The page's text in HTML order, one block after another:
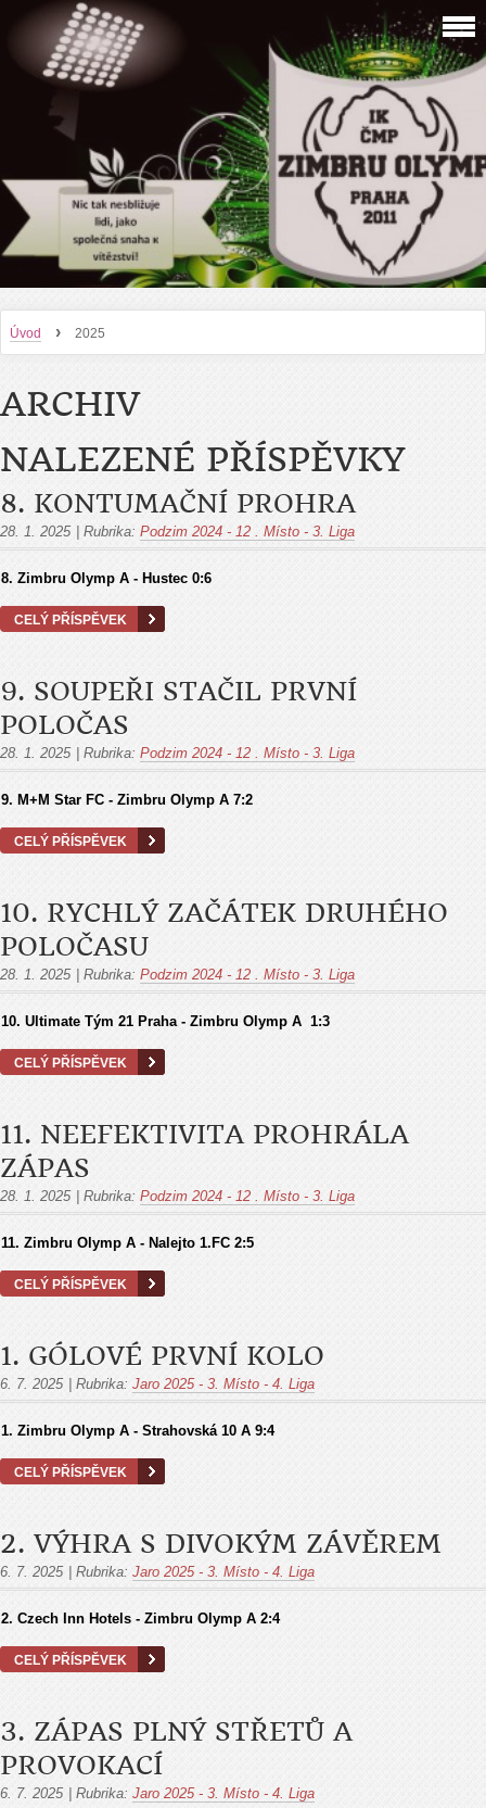
Úvod › 2025
ARCHIV
NALEZENÉ PŘÍSPĚVKY
8. KONTUMAČNÍ PROHRA
28. 1. 2025 Rubrika: Podzim 2024 - 12 . Místo - 3. Liga
8. Zimbru Olymp A - Hustec 0:6
CELÝ PŘÍSPĚVEK
9. SOUPEŘI STAČIL PRVNÍ
POLOČAS
28. 1. 2025 Rubrika: Podzim 2024 - 12 . Místo - 3. Liga
9. M+M Star FC - Zimbru Olymp A 7:2
CELÝ PŘÍSPĚVEK
10. RYCHLÝ ZAČÁTEK DRUHÉHO
POLOČASU
28. 1. 2025 Rubrika: Podzim 2024 - 12 . Místo - 3. Liga
10. Ultimate Tým 21 Praha - Zimbru Olymp A 1:3
CELÝ PŘÍSPĚVEK
11. NEEFEKTIVITA PROHRÁLA
ZÁPAS
28. 1. 2025 Rubrika: Podzim 2024 - 12 . Místo - 3. Liga
11. Zimbru Olymp A - Nalejto 1.FC 2:5
CELÝ PŘÍSPĚVEK
1. GÓLOVÉ PRVNÍ KOLO
6. 7. 2025 Rubrika: Jaro 2025 - 3. Místo - 4. Liga
1. Zimbru Olymp A - Strahovská 10 A 9:4
CELÝ PŘÍSPĚVEK
2. VÝHRA S DIVOKÝM ZÁVĚREM
6. 7. 2025 Rubrika: Jaro 2025 - 3. Místo - 4. Liga
2. Czech Inn Hotels - Zimbru Olymp A 2:4
CELÝ PŘÍSPĚVEK
3. ZÁPAS PLNÝ STŘETŮ A
PROVOKACÍ
6. 7. 2025 Rubrika: Jaro 2025 - 3. Místo - 4. Liga